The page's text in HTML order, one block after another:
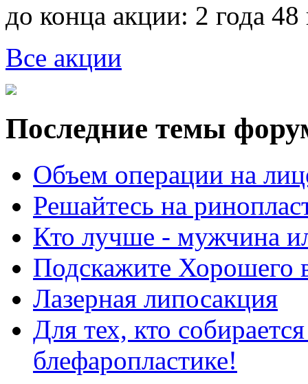
до конца акции: 2 года 48
Все акции
Последние темы
Объем операции на
Решайтесь на
Кто лучше - мужчина
Подскажите Хорошего
Лазерная липосакция
Для тех, кто
блефаропластике!